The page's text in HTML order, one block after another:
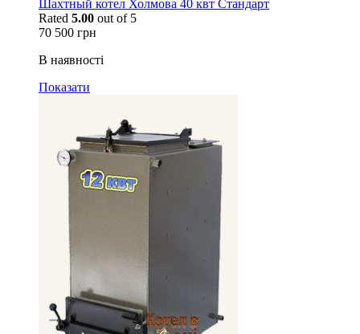
Шахтный котел Холмова 40 квт Стандарт
Rated 5.00 out of 5
70 500 грн
В наявності
Показати